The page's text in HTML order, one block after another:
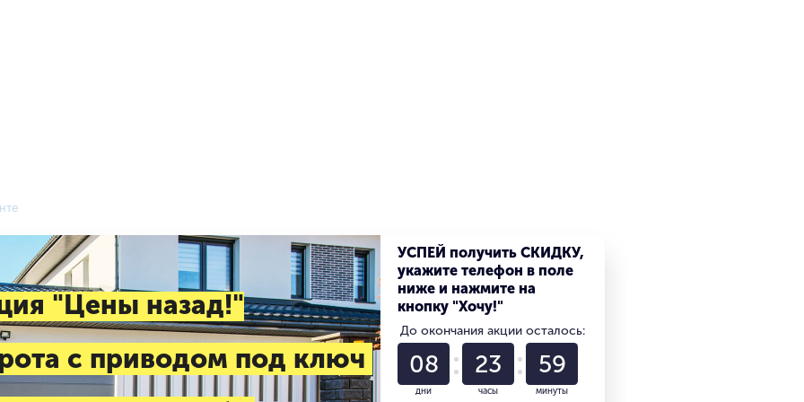
"Цены назад!"
с приводом под ключ
УСПЕЙ получить СКИДКУ,
укажите телефон в поле
ниже и нажмите на
кнопку "Хочу!"
До окончания акции осталось:
08
дни
23
часы
59
минуты